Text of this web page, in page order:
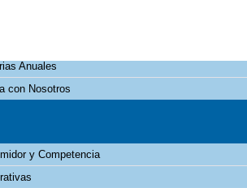
Anuales
con Nosotros
y Competencia